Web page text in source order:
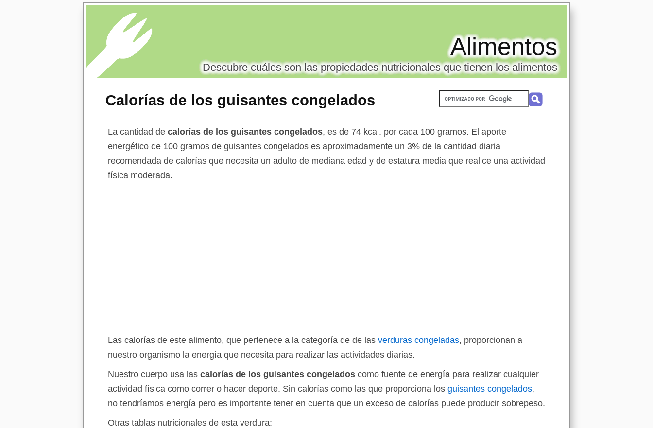
Calorías de los guisantes congelados
Alimentos
Descubre cuáles son las propiedades nutricionales que tienen los alimentos
La cantidad de calorías de los guisantes congelados, es de 74 kcal. por cada 100 gramos. El aporte
energético de 100 gramos de guisantes congelados es aproximadamente un 3% de la cantidad diaria
recomendada de calorías que necesita un adulto de mediana edad y de estatura media que realice una actividad
física moderada.
Las calorías de este alimento, que pertenece a la categoría de de las verduras congeladas, proporcionan a
nuestro organismo la energía que necesita para realizar las actividades diarias.
Nuestro cuerpo usa las calorías de los guisantes congelados como fuente de energía para realizar cualquier
actividad física como correr o hacer deporte. Sin calorías como las que proporciona los guisantes congelados,
no tendríamos energía pero es importante tener en cuenta que un exceso de calorías puede producir sobrepeso.
Otras tablas nutricionales de esta verdura: